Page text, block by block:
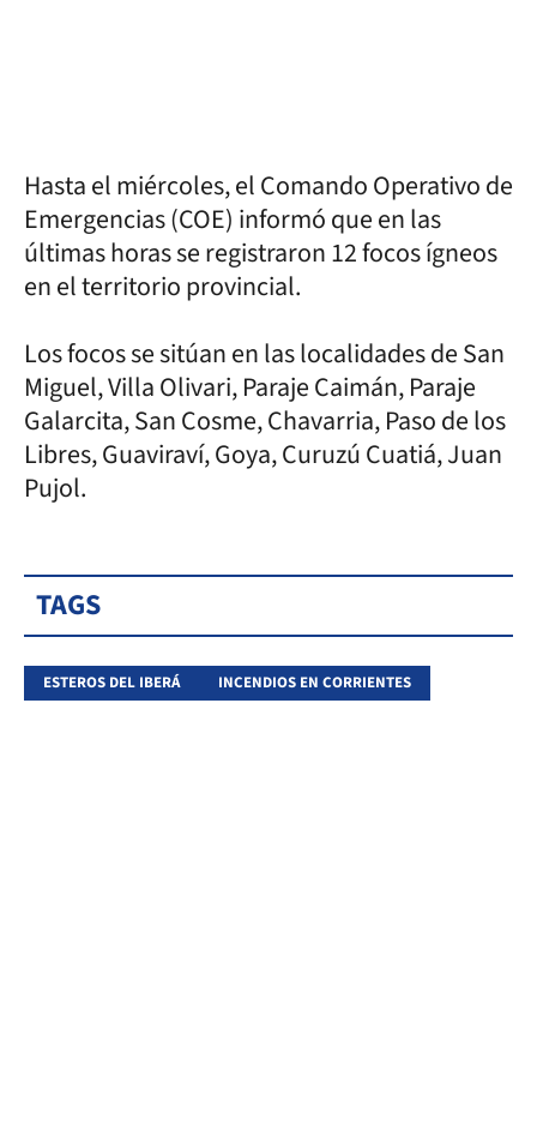
Hasta el miércoles, el Comando Operativo de
Emergencias (COE) informó que en las
últimas horas se registraron 12 focos ígneos
en el territorio provincial.
Los focos se sitúan en las localidades de San
Miguel, Villa Olivari, Paraje Caimán, Paraje
Galarcita, San Cosme, Chavarria, Paso de los
Libres, Guaviraví, Goya, Curuzú Cuatiá, Juan
Pujol.
TAGS
ESTEROS DEL IBERÁ INCENDIOS EN CORRIENTES